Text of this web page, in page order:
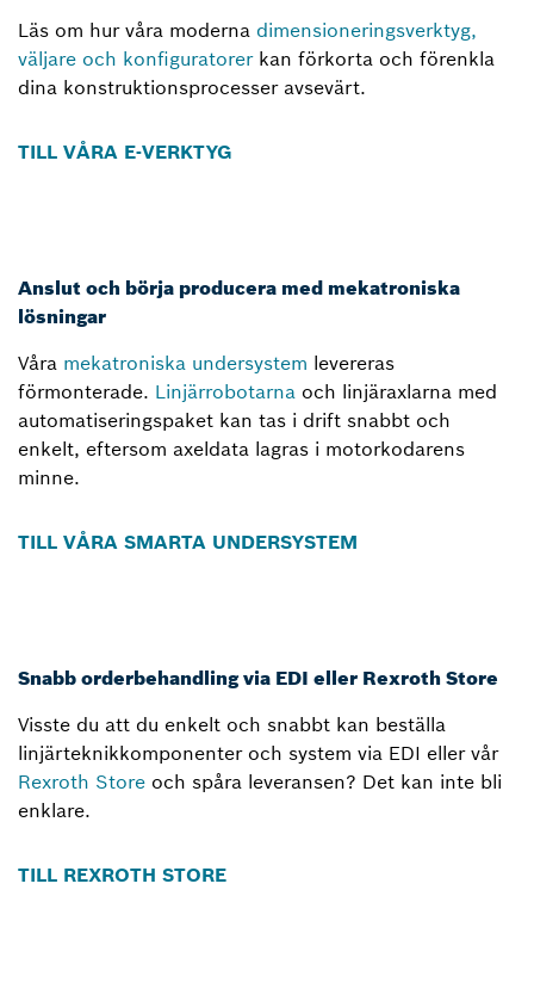
Läs om hur våra moderna dimensioneringsverktyg,
väljare och konfiguratorerkan förkorta och förenkla
dina konstruktionsprocesser avsevärt.
TILL VÅRA E-VERKTYG
Anslut och börja producera med mekatroniska
lösningar
Våra mekatroniska undersystem levereras
förmonterade. Linjärrobotarna och linjäraxlarna med
automatiseringspaket kan tas i drift snabbt och
enkelt, eftersom axeldata lagras i motorkodarens
minne.
TILL VÅRA SMARTA UNDERSYSTEM
Snabb orderbehandling via EDI eller Rexroth Store
Visste du att du enkelt och snabbt kan beställa
linjärteknikkomponenter och system via EDI eller vår
Rexroth Store och spåra leveransen? Det kan inte bli
enklare.
TILL REXROTH STORE